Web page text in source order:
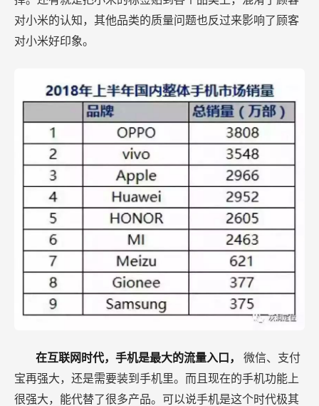
对小米的认知，其他品类的质量问题也反过来影响了顾客
对小米好印象。
在互联网时代，手机是最大的流量入口， 微信、支付
宝再强大，还是需要装到手机里。而且现在的手机功能上
很强大，能代替了很多产品。可以说手机是这个时代极其